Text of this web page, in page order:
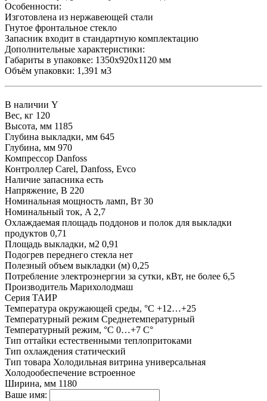
Особенности:
Изготовлена из нержавеющей стали
Гнутое фронтальное стекло
Запасник входит в стандартную комплектацию
Дополнительные характеристики:
Габариты в упаковке: 1350х920х1120 мм
Объём упаковки: 1,391 м3
В наличии Y
Вес, кг 120
Высота, мм 1185
Глубина выкладки, мм 645
Глубина, мм 970
Компрессор Danfoss
Контроллер Carel, Danfoss, Evco
Наличие запасника есть
Напряжение, В 220
Номинальная мощность ламп, Вт 30
Номинальный ток, A 2,7
Охлаждаемая площадь поддонов и полок для выкладки
продуктов 0,71
Площадь выкладки, м2 0,91
Подогрев переднего стекла нет
Полезный объем выкладки (м) 0,25
Потребление электроэнергии за сутки, кВт, не более 6,5
Производитель Марихолодмаш
Серия ТАИР
Температура окружающей среды, °С +12…+25
Температурный режим Среднетемпературный
Температурный режим, °С 0…+7 C°
Тип оттайки естественными теплопритоками
Тип охлаждения статический
Тип товара Холодильная витрина универсальная
Холодообеспечение встроенное
Ширина, мм 1180
Ваше имя: